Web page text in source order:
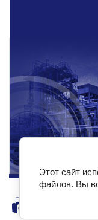
Этот сайт
файлов. Вы